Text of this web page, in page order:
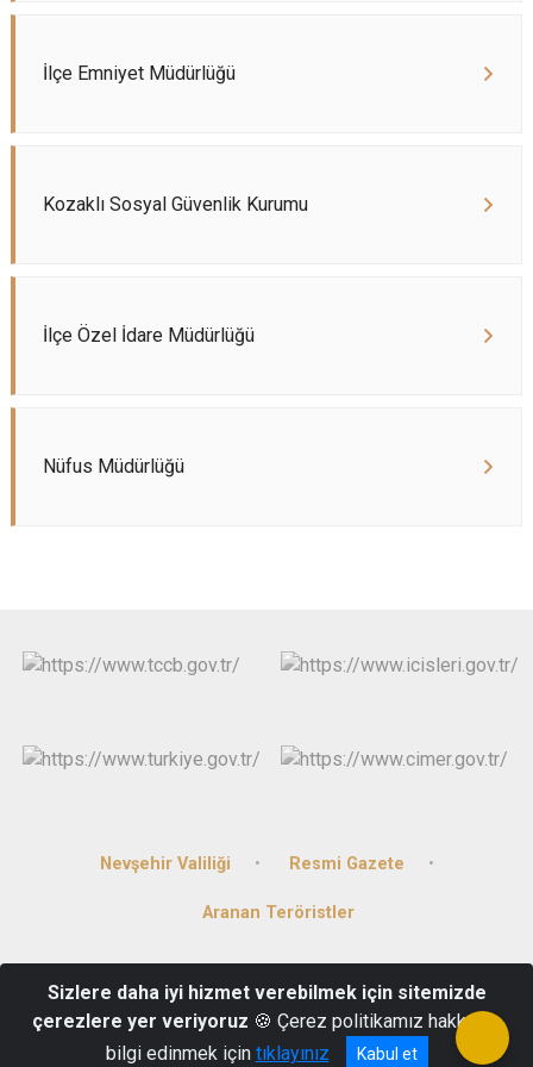
İlçe Emniyet Müdürlüğü
Kozaklı Sosyal Güvenlik Kurumu
İlçe Özel İdare Müdürlüğü
Nüfus Müdürlüğü
Nevşehir Valiliği Resmi Gazete
Aranan Teröristler
Kozaklı/NEVŞEHİR
(0384) 471 40 03
Sizlere daha iyi hizmet verebilmek için sitemizde
çerezlere yer veriyoruz 🍪 Çerez politikamız hakkında
bilgi edinmek için tıklayınız Kabul et